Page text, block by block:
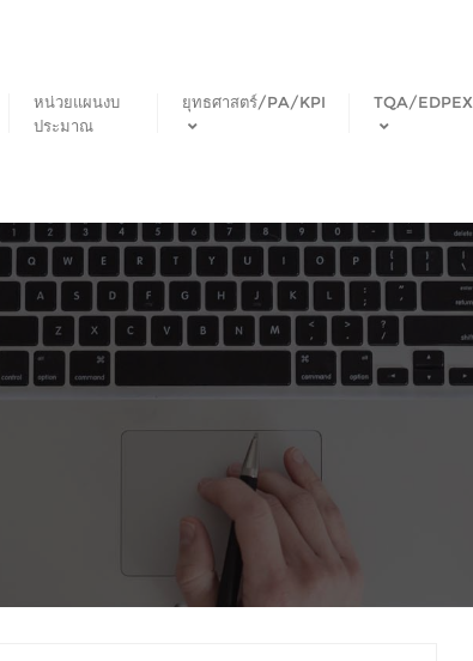
หน่วยแผนงบ
ประมาณ
ยุทธศาสตร์/PA/KPI TQA/EDPEX